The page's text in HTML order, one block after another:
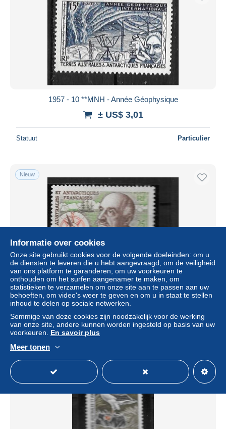
1957 - 10 **MNH - Année Géophysique
± US$ 3,01
Statuut Particulier
Nieuw
1961 - 19 *MH - Comandant Charcot
± US$ 9,59
Statuut Particulier
Informatie over cookies
Onze site gebruikt cookies voor de volgende doeleinden: om u
de diensten te leveren die u hebt aangevraagd, om de veiligheid
van ons platform te garanderen, om uw voorkeuren te
onthouden om het surfen aangenamer te maken, om
statistieken te verzamelen om onze site aan te passen aan uw
behoeften, om video's weer te geven en om u in staat te stellen
inhoud te delen op sociale netwerken.
Sommige van deze cookies zijn noodzakelijk voor de werking
van onze site, andere kunnen worden ingesteld op basis van uw
voorkeuren. En savoir plus
Meer tonen